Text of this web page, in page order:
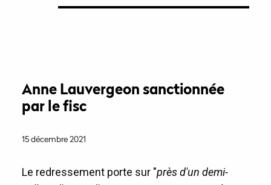
Anne Lauvergeon sanctionnée
par le fisc
15 décembre 2021
Le redressement porte sur "près d'un demi-